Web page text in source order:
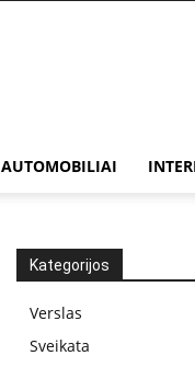
AUTOMOBILIAI
Kategorijos
Verslas
Sveikata